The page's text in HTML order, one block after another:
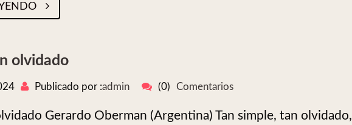
olvidado
Publicado por :admin (0) Comentarios
Gerardo Oberman (Argentina) Tan simple, tan olvidado,